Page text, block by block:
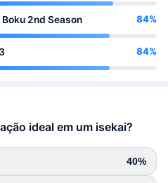
2nd Season 84%
84%
ideal em um isekai?
40%